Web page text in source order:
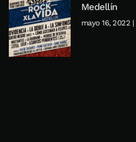
Medellín
mayo 16, 2022